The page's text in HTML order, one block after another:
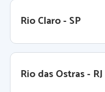
Rio Claro - SP
Rio das Ostras - RJ